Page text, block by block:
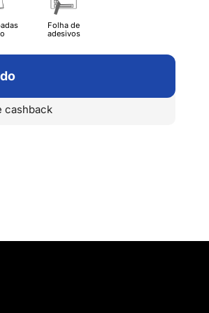
Folha de
adesivos
cashback